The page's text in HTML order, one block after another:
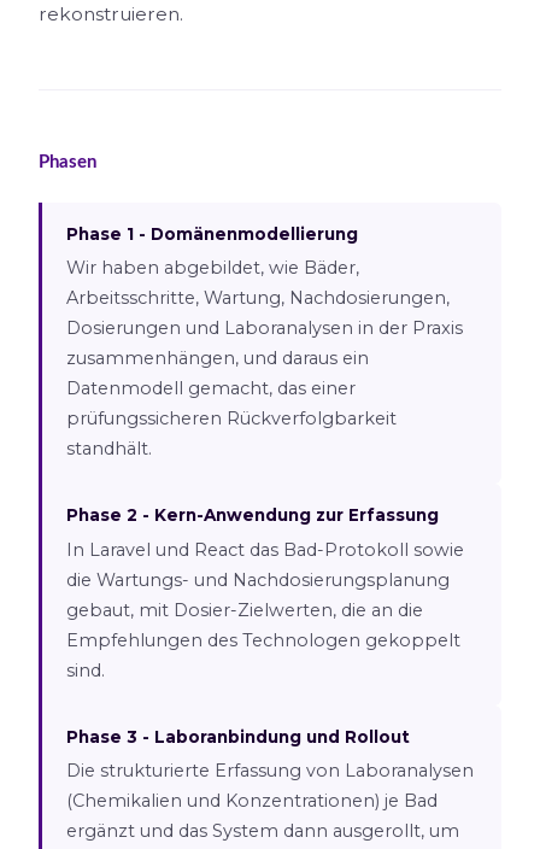
rekonstruieren.
Phasen
Phase 1 - Domänenmodellierung
Wir haben abgebildet, wie Bäder,
Arbeitsschritte, Wartung, Nachdosierungen,
Dosierungen und Laboranalysen in der Praxis
zusammenhängen, und daraus ein
Datenmodell gemacht, das einer
prüfungssicheren Rückverfolgbarkeit
standhält.
Phase 2 - Kern-Anwendung zur Erfassung
In Laravel und React das Bad-Protokoll sowie
die Wartungs- und Nachdosierungsplanung
gebaut, mit Dosier-Zielwerten, die an die
Empfehlungen des Technologen gekoppelt
sind.
Phase 3 - Laboranbindung und Rollout
Die strukturierte Erfassung von Laboranalysen
(Chemikalien und Konzentrationen) je Bad
ergänzt und das System dann ausgerollt, um